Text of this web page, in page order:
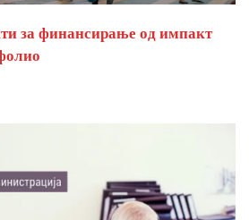
за финансирање од импакт